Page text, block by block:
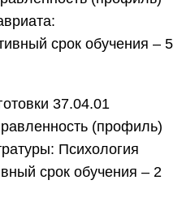
срок обучения – 5
37.04.01
(профиль)
Психология
срок обучения – 2